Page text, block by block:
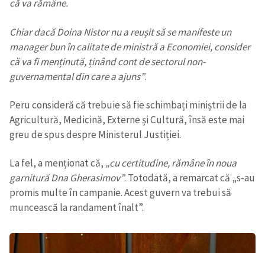
că va rămâne.
Chiar dacă Doina Nistor nu a reușit să se manifeste un
manager bun în calitate de ministră a Economiei, consider
că va fi menținută, ținând cont de sectorul non-
guvernamental din care a ajuns”.
Peru consideră că trebuie să fie schimbați miniștrii de la
Agricultură, Medicină, Externe și Cultură, însă este mai
greu de spus despre Ministerul Justiției.
La fel, a menționat că, „cu certitudine, rămâne în noua
garnitură Dna Gherasimov”. Totodată, a remarcat că „s-au
promis multe în campanie. Acest guvern va trebui să
muncească la randament înalt”.
Titlu știre+ Adaugă titlu
Link media
+ Link media
Mesajul știrei
+ Mesajul știrei